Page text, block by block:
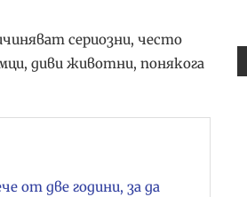
сериозни, често
диви животни, понякога
от две години, за да